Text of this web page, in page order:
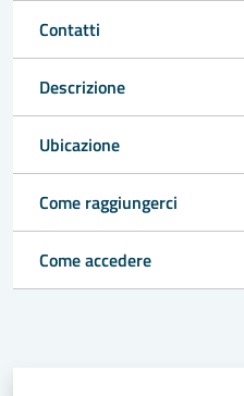
Contatti
Descrizione
Ubicazione
Come raggiungerci
Come accedere